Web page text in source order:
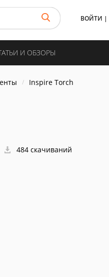
ВОЙТИ |
И ОБЗОРЫ
Inspire Torch
484 скачиваний